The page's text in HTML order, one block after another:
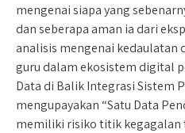
mengenai siapa yang
dan seberapa aman ia dari
analisis mengenai kedaulatan
guru dalam ekosistem digital
Data di Balik Integrasi Sistem
mengupayakan “Satu Data
memiliki risiko titik